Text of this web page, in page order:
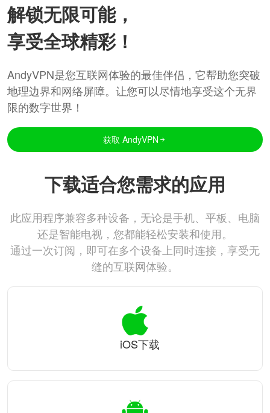
解锁无限可能，
享受全球精彩！
AndyVPN是您互联网体验的最佳伴侣，它帮助您突破
地理边界和网络屏障。让您可以尽情地享受这个无界
限的数字世界！
获取 AndyVPN
下载适合您需求的应用
此应用程序兼容多种设备，无论是手机、平板、电脑
还是智能电视，您都能轻松安装和使用。
通过一次订阅，即可在多个设备上同时连接，享受无
缝的互联网体验。
iOS下载